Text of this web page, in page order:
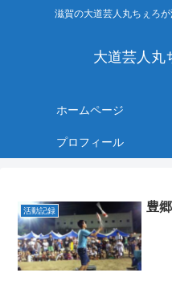
滋賀の大道芸人丸ちぇろ
大道芸人丸
ホームページ
プロフィール
活動記録 豊